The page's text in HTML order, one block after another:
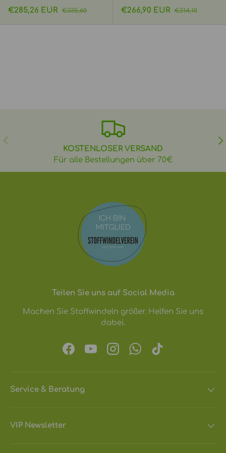
Verkaufspreis
€285,26 EUR Normaler Preis
€335,60 Verkaufspreis
€266,90 EUR Normaler Preis
€314,10
VORHERIGE
KOSTENLOSER VERSAND
Für alle Bestellungen über 70€
Teilen Sie uns auf Social Media
Machen Sie Stoffwindeln größer. Helfen Sie uns
dabei.
FacebookYouTubeInstagramWhatsApp
TikTok
Service & Beratung
VIP Newsletter